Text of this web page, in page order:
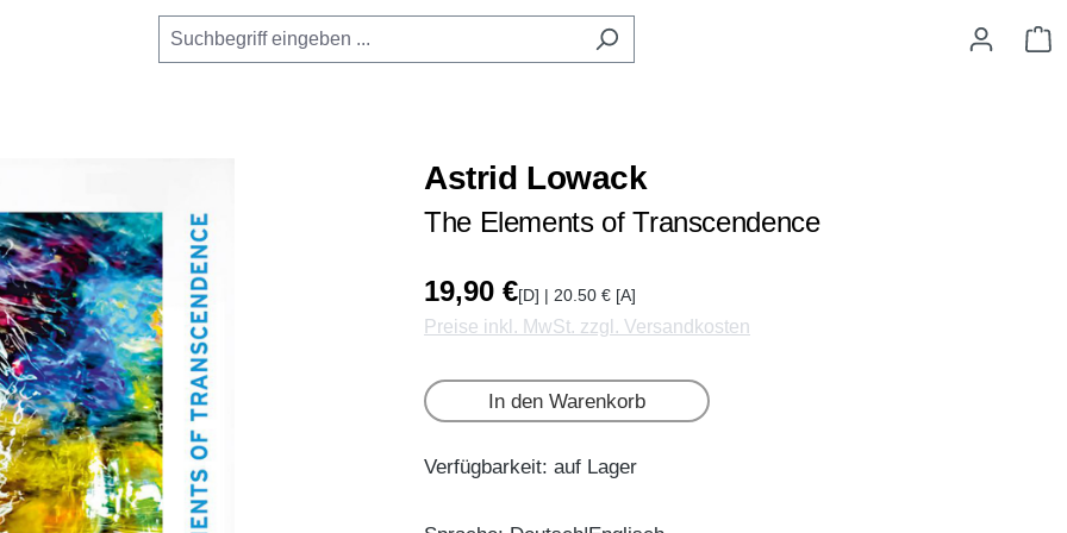
Astrid Lowack
The Elements of Transcendence
19,90 €[D] | 20.50 € [A]
Preise inkl. MwSt. zzgl. Versandkosten
In den Warenkorb
Verfügbarkeit: auf Lager